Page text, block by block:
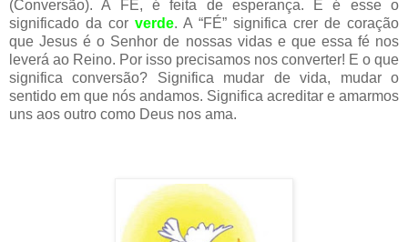
(Conversão). A FÉ, é feita de esperança. E é esse o
significado da cor verde. A “FÉ” significa crer de coração
que Jesus é o Senhor de nossas vidas e que essa fé nos
leverá ao Reino. Por isso precisamos nos converter! E o que
significa conversão? Significa mudar de vida, mudar o
sentido em que nós andamos. Significa acreditar e amarmos
uns aos outro como Deus nos ama.